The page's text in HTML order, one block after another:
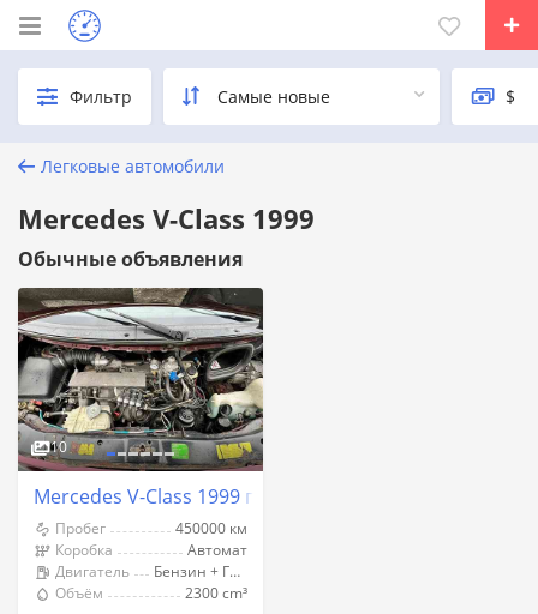
Фильтр
Легковые автомобили
Mercedes V-Class 1999
Обычные объявления
10
Mercedes V-Class 1999 год Бендеры
Пробег
450000 км
Коробка
Автомат
Двигатель
Бензин + Газ (Метан)
Объём
2300 cm³